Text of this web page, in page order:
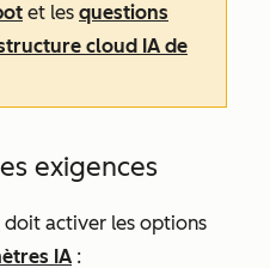
et les questions
cloud IA de
exigences
doit activer les options
IA :